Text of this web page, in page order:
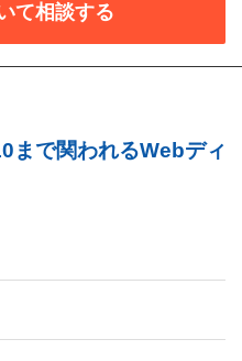
て相談する
まで関われるWebディ